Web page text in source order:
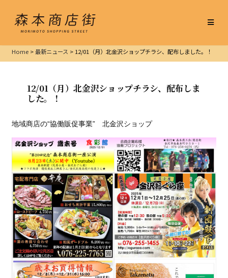
Home>最新ニュース > 12/01（月）北金沢ショップチラシ、配布しました。！
12/01（月）北金沢ショップチラシ、配布しま
した。！
地域商店の“協働販促事業” 北金沢ショップ